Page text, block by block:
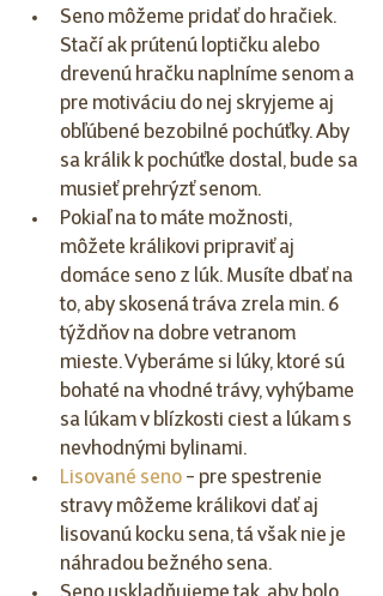
Seno môžeme pridať do hračiek.
Stačí ak prútenú loptičku alebo
drevenú hračku naplníme senom a
pre motiváciu do nej skryjeme aj
obľúbené bezobilné pochúťky. Aby
sa králik k pochúťke dostal, bude sa
musieť prehrýzť senom.
Pokiaľ na to máte možnosti,
môžete králikovi pripraviť aj
domáce seno z lúk. Musíte dbať na
to, aby skosená tráva zrela min. 6
týždňov na dobre vetranom
mieste. Vyberáme si lúky, ktoré sú
bohaté na vhodné trávy, vyhýbame
sa lúkam v blízkosti ciest a lúkam s
nevhodnými bylinami.
Lisované seno - pre spestrenie
stravy môžeme králikovi dať aj
lisovanú kocku sena, tá však nie je
náhradou bežného sena.